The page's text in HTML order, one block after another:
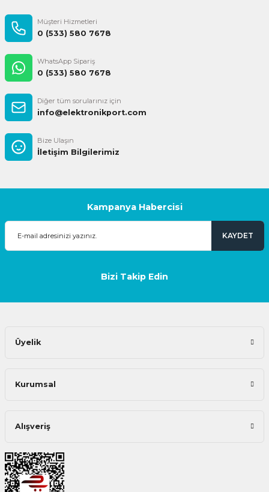
Müşteri Hizmetleri
0 (533) 580 7678
WhatsApp Sipariş
0 (533) 580 7678
Diğer tüm sorularınız için
info@elektronikport.com
Bize Ulaşın
İletişim Bilgilerimiz
Kampanya Habercisi
KAYDET
Bizi Takip Edin
Üyelik
Kurumsal
Alışveriş